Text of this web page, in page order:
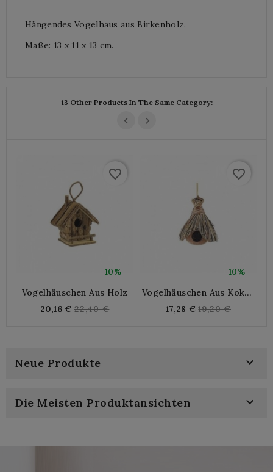
Hängendes Vogelhaus aus Birkenholz.
Maße: 13 x 11 x 13 cm.
13 Other Products In The Same Category:
-10%
favorite_border
Vogelhäuschen Aus Holz
20,16 € Regular
22,40 €
-10%
favorite_border
Vogelhäuschen Aus Kokos
17,28 € Regular
19,20 €
Neue Produkte 
Die Meisten Produktansichten 